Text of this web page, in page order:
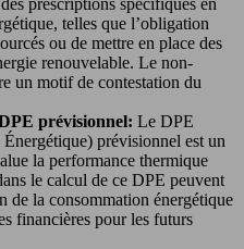
telles que l’obligation
ou de mettre en place des
renouvelable. Le non-
un motif de contestation du
prévisionnel: Le DPE
prévisionnel est un
la performance thermique
le calcul de ce DPE peuvent
de la consommation énergétique
financières pour les futurs